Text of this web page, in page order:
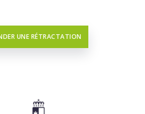
UNE RÉTRACTATION